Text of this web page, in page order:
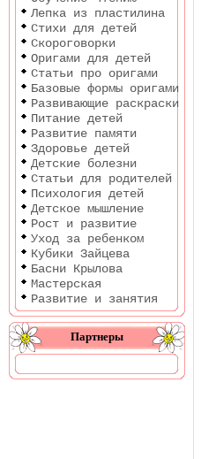
Лепка из пластилина
Стихи для детей
Скороговорки
Оригами для детей
Статьи про оригами
Базовые формы оригами
Развивающие раскраски
Питание детей
Развитие памяти
Здоровье детей
Детские болезни
Статьи для родителей
Психология детей
Детское мышление
Рост и развитие
Уход за ребенком
Кубики Зайцева
Басни Крылова
Мастерская
Развитие и занятия
Партнеры